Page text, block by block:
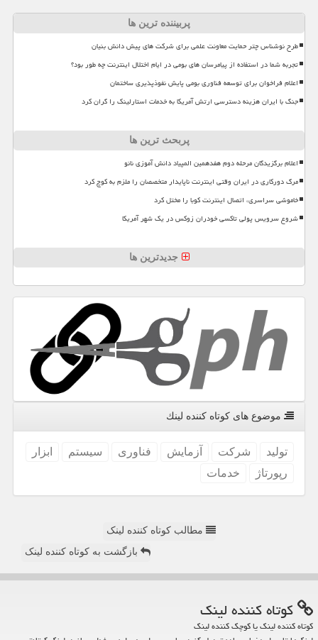
پربیننده ترین ها
طرح نوشناس چتر حمایت معاونت علمی برای شرکت های پیش دانش بنیان
تجربه شما در استفاده از پیامرسان های بومی در ایام اختلال اینترنت چه طور بود؟
اعلام فراخوان برای توسعه فناوری بومی پایش نفوذپذیری ساختمان
جنگ با ایران هزینه دسترسی ارتش آمریکا به خدمات استارلینک را گران کرد
پربحث ترین ها
اعلام برگزیدگان مرحله دوم هفدهمین المپیاد دانش آموزی نانو
مرگ دورکاری در ایران وقتی اینترنت ناپایدار متخصصان را ملزم به کوچ کرد
خاموشی سراسری، اتصال اینترنت کوبا را مختل کرد
شروع سرویس پولی تاکسی خودران زوکس در یک شهر آمریکا
جدیدترین ها
موضوع های كوتاه كننده لینك
تولید شركت آزمایش فناوری سیستم
ابزار
رپورتاژ
خدمات
مطالب کوتاه کننده لینک
بازگشت به کوتاه کننده لینک
كوتاه كننده لینك
کوتاه کننده لینک یا کوچک کننده لینک